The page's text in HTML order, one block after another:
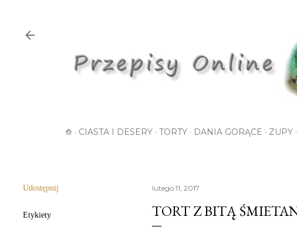
⟰ CIASTA I DESERY TORTY DANIA GORĄCE ZUPY
Udostępnij
Etykiety
lutego 11, 2017
TORT Z BITĄ